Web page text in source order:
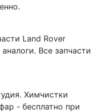
Land Rover
Все запчасти
Химчистки
- бесплатно при